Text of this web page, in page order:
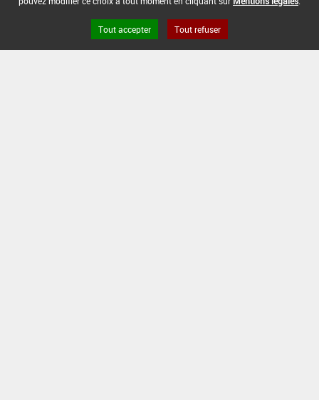
DATE DE RETRAIT DE L'USAGE :
DATE DE FIN DE DISTRIBUTION :
Tout accepter Tout refuser